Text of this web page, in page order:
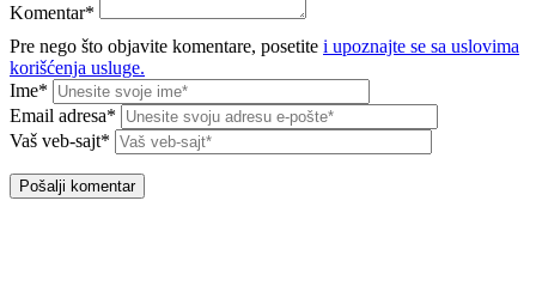
Komentar*
Pre nego što objavite komentare, posetite i upoznajte se sa uslovima
korišćenja usluge.
Ime*
Email adresa*
Vaš veb-sajt*